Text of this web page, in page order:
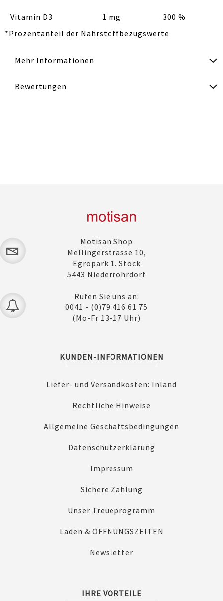
Vitamin D3 1 mg
300 %
*Prozentanteil der Nährstoffbezugswerte
Mehr Informationen
Bewertungen
Motisan Shop
Mellingerstrasse 10,
Egropark 1. Stock
5443 Niederrohrdorf
Rufen Sie uns an:
0041 - (0)79 416 61 75
(Mo-Fr 13-17 Uhr)
KUNDEN-INFORMATIONEN
Liefer- und Versandkosten: Inland
Rechtliche Hinweise
Allgemeine Geschäftsbedingungen
Datenschutzerklärung
Impressum
Sichere Zahlung
Unser Treueprogramm
Laden & ÖFFNUNGSZEITEN
Newsletter
IHRE VORTEILE